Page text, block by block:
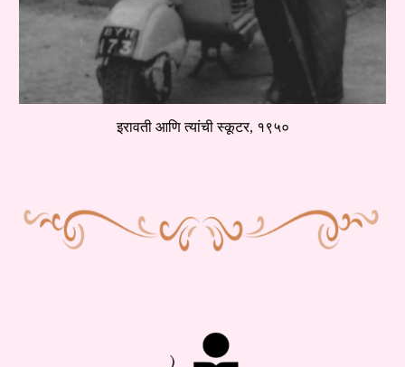
इरावती आणि त्यांची स्कूटर, १९५०